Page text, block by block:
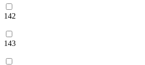
142
143